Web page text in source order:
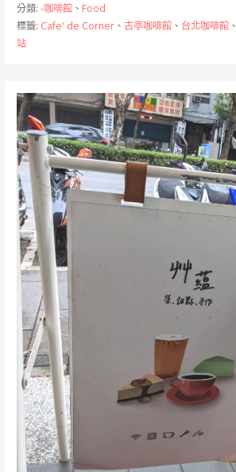
分類: -咖啡館、 Food
標籤: Cafe' de Corner、 古亭咖啡館、 台北咖啡館、
站